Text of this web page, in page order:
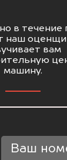
в течение
наш
вам
машину.